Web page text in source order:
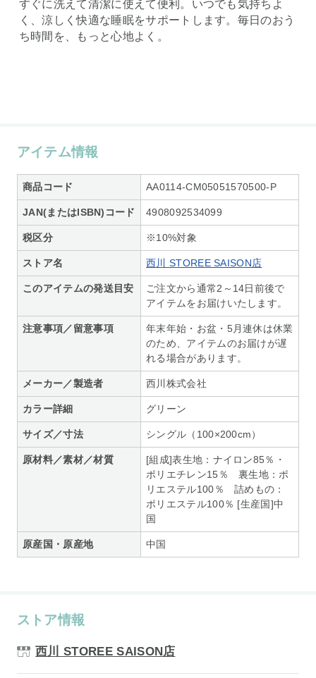
すぐに洗えて清潔に使えて便利。いつでも気持ちよ
く、涼しく快適な睡眠をサポートします。毎日のおう
ち時間を、もっと心地よく。
アイテム情報
商品コード AA0114-CM05051570500-P
JAN(またはISBN)コード 4908092534099
税区分 ※10%対象
ストア名 西川 STOREE SAISON店
このアイテムの発送目安
ご注文から通常2～14日前後で
アイテムをお届けいたします。
注意事項／留意事項
年末年始・お盆・5月連休は休業
のため、アイテムのお届けが遅
れる場合があります。
メーカー／製造者 西川株式会社
カラー詳細 グリーン
サイズ／寸法 シングル（100×200cm）
原材料／素材／材質
[組成]表生地：ナイロン85％・
ポリエチレン15％ 裏生地：ポ
リエステル100％ 詰めもの：
ポリエステル100％ [生産国]中
国
原産国・原産地 中国
ストア情報
西川 STOREE SAISON店